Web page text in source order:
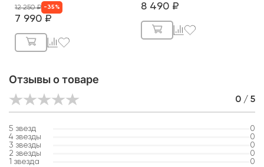
7 990 ₽
12 250₽ - 35 % 8 490 ₽
Отзывы о товаре
0 / 5
5 звезд
0
4 звезды
0
3 звезды
0
2 звезды
0
1 звезда 0